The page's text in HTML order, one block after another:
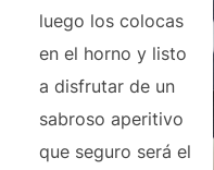
luego los colocas
en el horno y listo
a disfrutar de un
sabroso aperitivo
que seguro será el